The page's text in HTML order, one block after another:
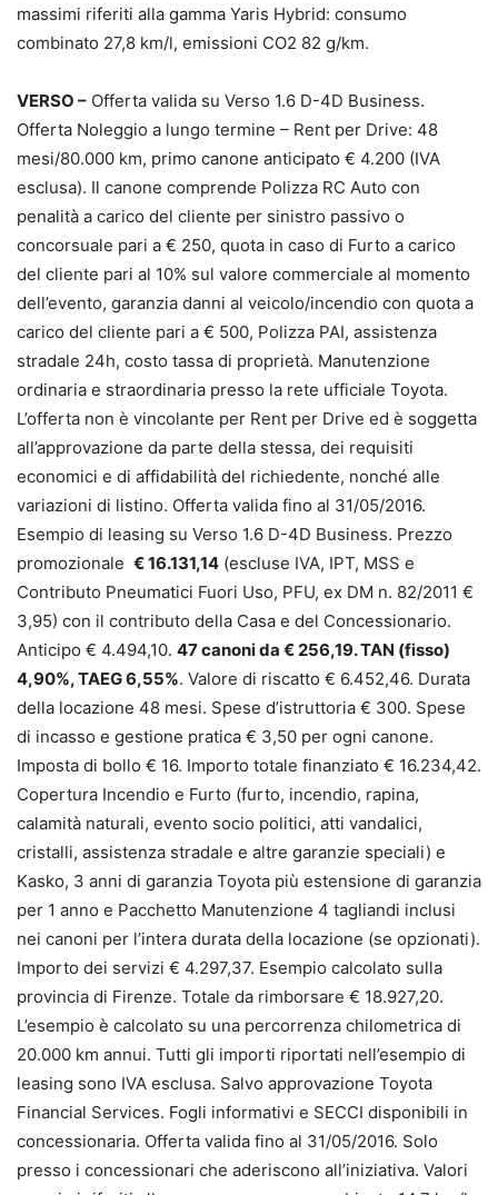
massimi riferiti alla gamma Yaris Hybrid: consumo
combinato 27,8 km/l, emissioni CO2 82 g/km.
VERSO – Offerta valida su Verso 1.6 D-4D Business.
Offerta Noleggio a lungo termine – Rent per Drive: 48
mesi/80.000 km, primo canone anticipato € 4.200 (IVA
esclusa). Il canone comprende Polizza RC Auto con
penalità a carico del cliente per sinistro passivo o
concorsuale pari a € 250, quota in caso di Furto a carico
del cliente pari al 10% sul valore commerciale al momento
dell’evento, garanzia danni al veicolo/incendio con quota a
carico del cliente pari a € 500, Polizza PAI, assistenza
stradale 24h, costo tassa di proprietà. Manutenzione
ordinaria e straordinaria presso la rete ufficiale Toyota.
L’offerta non è vincolante per Rent per Drive ed è soggetta
all’approvazione da parte della stessa, dei requisiti
economici e di affidabilità del richiedente, nonché alle
variazioni di listino. Offerta valida fino al 31/05/2016.
Esempio di leasing su Verso 1.6 D-4D Business. Prezzo
promozionale € 16.131,14 (escluse IVA, IPT, MSS e
Contributo Pneumatici Fuori Uso, PFU, ex DM n. 82/2011 €
3,95) con il contributo della Casa e del Concessionario.
Anticipo € 4.494,10. 47 canoni da € 256,19. TAN (fisso)
4,90%, TAEG 6,55%. Valore di riscatto € 6.452,46. Durata
della locazione 48 mesi. Spese d’istruttoria € 300. Spese
di incasso e gestione pratica € 3,50 per ogni canone.
Imposta di bollo € 16. Importo totale finanziato € 16.234,42.
Copertura Incendio e Furto (furto, incendio, rapina,
calamità naturali, evento socio politici, atti vandalici,
cristalli, assistenza stradale e altre garanzie speciali) e
Kasko, 3 anni di garanzia Toyota più estensione di garanzia
per 1 anno e Pacchetto Manutenzione 4 tagliandi inclusi
nei canoni per l’intera durata della locazione (se opzionati).
Importo dei servizi € 4.297,37. Esempio calcolato sulla
provincia di Firenze. Totale da rimborsare € 18.927,20.
L’esempio è calcolato su una percorrenza chilometrica di
20.000 km annui. Tutti gli importi riportati nell’esempio di
leasing sono IVA esclusa. Salvo approvazione Toyota
Financial Services. Fogli informativi e SECCI disponibili in
concessionaria. Offerta valida fino al 31/05/2016. Solo
presso i concessionari che aderiscono all’iniziativa. Valori